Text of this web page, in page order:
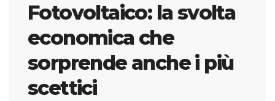
Fotovoltaico: la svolta
economica che
sorprende anche i più
scettici